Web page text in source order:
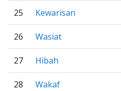
25 Kewarisan
26 Wasiat
27 Hibah
28 Wakaf